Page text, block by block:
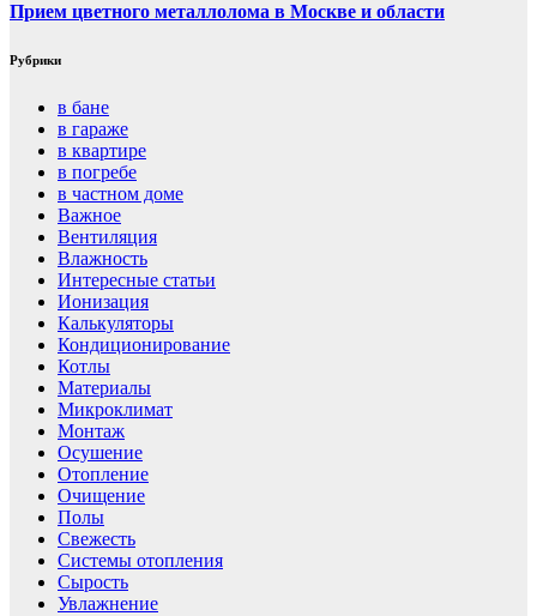
Прием цветного металлолома в Москве и области
Рубрики
в бане
в гараже
в квартире
в погребе
в частном доме
Важное
Вентиляция
Влажность
Интересные статьи
Ионизация
Калькуляторы
Кондиционирование
Котлы
Материалы
Микроклимат
Монтаж
Осушение
Отопление
Очищение
Полы
Свежесть
Системы отопления
Сырость
Увлажнение